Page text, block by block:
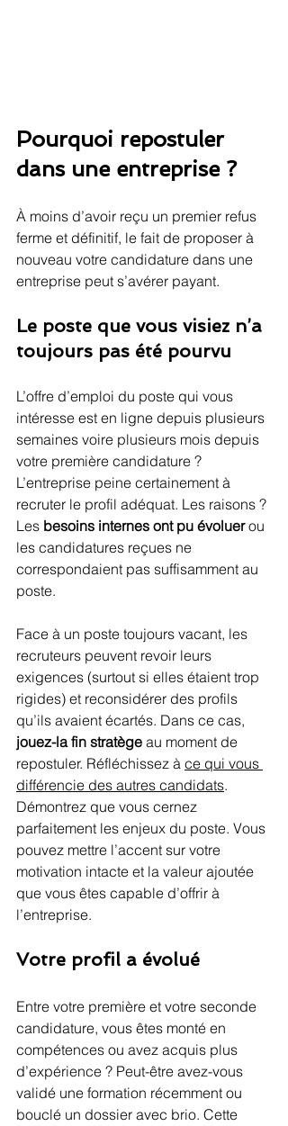
Pourquoi repostuler
dans une entreprise ?
À moins d’avoir reçu un premier refus
ferme et définitif, le fait de proposer à
nouveau votre candidature dans une
entreprise peut s’avérer payant.
Le poste que vous visiez n’a
toujours pas été pourvu
L’offre d’emploi du poste qui vous
intéresse est en ligne depuis plusieurs
semaines voire plusieurs mois depuis
votre première candidature ?
L’entreprise peine certainement à
recruter le profil adéquat. Les raisons ?
Les besoins internes ont pu évoluer ou
les candidatures reçues ne
correspondaient pas suffisamment au
poste.
Face à un poste toujours vacant, les
recruteurs peuvent revoir leurs
exigences (surtout si elles étaient trop
rigides) et reconsidérer des profils
qu’ils avaient écartés. Dans ce cas,
jouez-la fin stratège au moment de
repostuler. Réfléchissez à ce qui vous
différencie des autres candidats.
Démontrez que vous cernez
parfaitement les enjeux du poste. Vous
pouvez mettre l’accent sur votre
motivation intacte et la valeur ajoutée
que vous êtes capable d’offrir à
l’entreprise.
Votre profil a évolué
Entre votre première et votre seconde
candidature, vous êtes monté en
compétences ou avez acquis plus
d’expérience ? Peut-être avez-vous
validé une formation récemment ou
bouclé un dossier avec brio. Cette